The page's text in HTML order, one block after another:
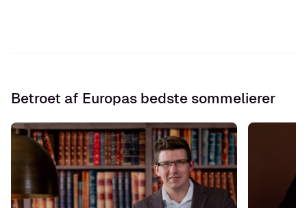
Betroet af Europas bedste sommelierer